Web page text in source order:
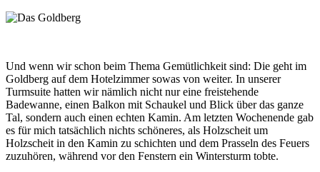
Und wenn wir schon beim Thema Gemütlichkeit sind: Die geht im
Goldberg auf dem Hotelzimmer sowas von weiter. In unserer
Turmsuite hatten wir nämlich nicht nur eine freistehende
Badewanne, einen Balkon mit Schaukel und Blick über das ganze
Tal, sondern auch einen echten Kamin. Am letzten Wochenende gab
es für mich tatsächlich nichts schöneres, als Holzscheit um
Holzscheit in den Kamin zu schichten und dem Prasseln des Feuers
zuzuhören, während vor den Fenstern ein Wintersturm tobte.